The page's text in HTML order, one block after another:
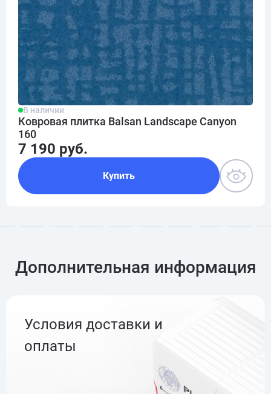
В наличии
Ковровая плитка Balsan Landscape Canyon
160
7 190 руб.
Купить
Дополнительная информация
Условия доставки и
оплаты